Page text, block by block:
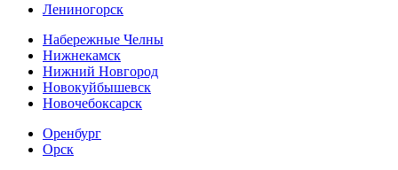
Лениногорск
Набережные Челны
Нижнекамск
Нижний Новгород
Новокуйбышевск
Новочебоксарск
Оренбург
Орск